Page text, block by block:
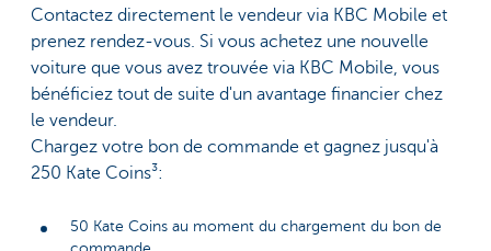
Contactez directement le vendeur via KBC Mobile et
prenez rendez-vous. Si vous achetez une nouvelle
voiture que vous avez trouvée via KBC Mobile, vous
bénéficiez tout de suite d'un avantage financier chez
le vendeur.
Chargez votre bon de commande et gagnez jusqu'à
250 Kate Coins³:
50 Kate Coins au moment du chargement du bon de